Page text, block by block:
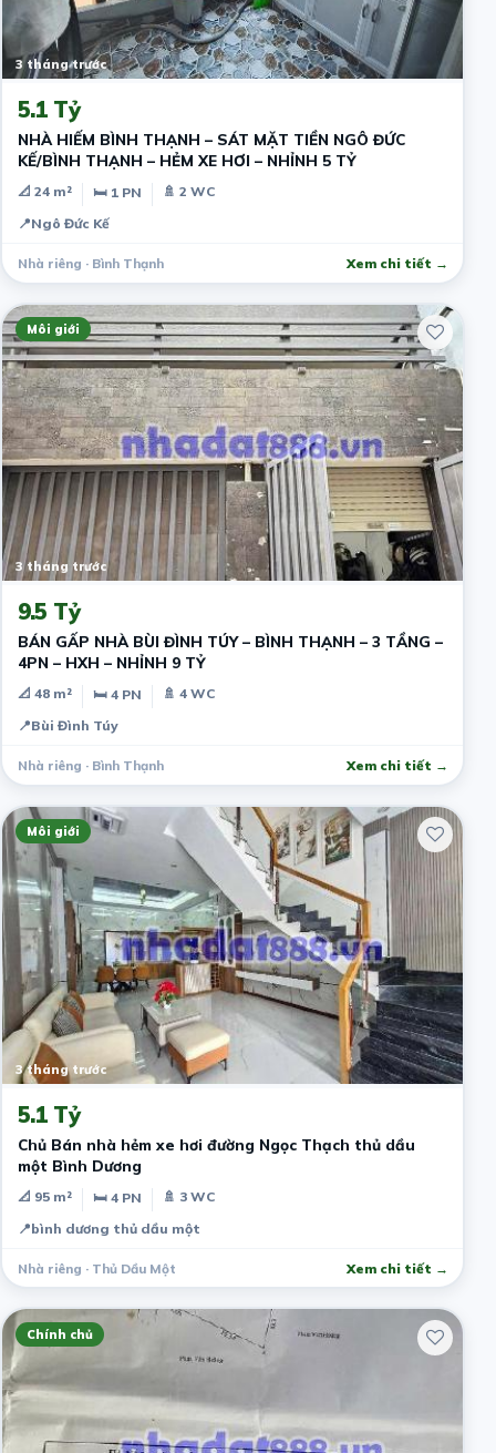
3 tháng trước
5.1 Tỷ
NHÀ HIẾM BÌNH THẠNH – SÁT MẶT TIỀN NGÔ ĐỨC
KẾ/BÌNH THẠNH – HẺM XE HƠI – NHỈNH 5 TỶ
📐 24 m² 🛏 1 PN
🚿 2 WC
📍Ngô Đức Kế
Nhà riêng · Bình Thạnh Xem chi tiết →
Môi giới
3 tháng trước
9.5 Tỷ
BÁN GẤP NHÀ BÙI ĐÌNH TÚY – BÌNH THẠNH – 3 TẦNG –
4PN – HXH – NHỈNH 9 TỶ
📐 48 m² 🛏 4 PN
🚿 4 WC
📍Bùi Đình Túy
Nhà riêng · Bình Thạnh Xem chi tiết →
Môi giới
3 tháng trước
5.1 Tỷ
Chủ Bán nhà hẻm xe hơi đường Ngọc Thạch thủ dầu
một Bình Dương
📐 95 m² 🛏 4 PN
🚿 3 WC
📍bình dương thủ dầu một
Nhà riêng · Thủ Dầu Một Xem chi tiết →
Chính chủ